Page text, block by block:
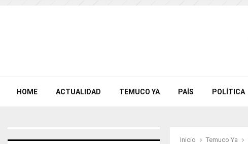
HOME ACTUALIDAD TEMUCO YA PAÍS POLÍTICA
Inicio Temuco Ya